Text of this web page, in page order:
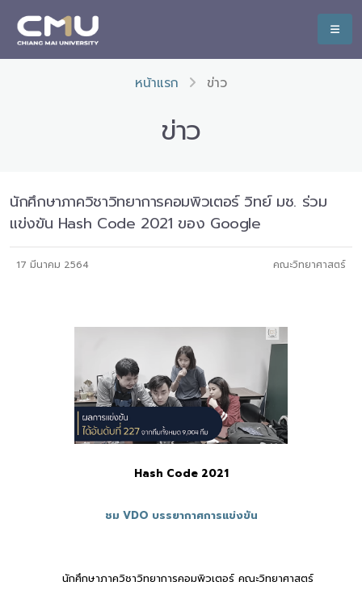
หน้าแรก ข่าว
ข่าว
นักศึกษาภาควิชาวิทยาการคอมพิวเตอร์ วิทย์ มช. ร่วม
แข่งขัน Hash Code 2021 ของ Google
17 มีนาคม 2564 คณะวิทยาศาสตร์
Hash Code 2021
ชม VDO บรรยากาศการแข่งขัน
นักศึกษาภาควิชาวิทยาการคอมพิวเตอร์ คณะวิทยาศาสตร์